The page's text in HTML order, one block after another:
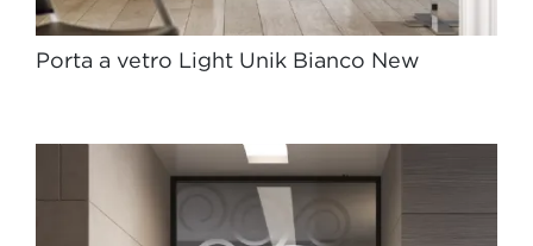
Porta a vetro Light Unik Bianco New